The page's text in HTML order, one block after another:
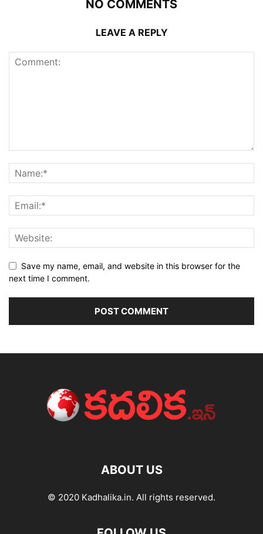
NO COMMENTS
LEAVE A REPLY
Save my name, email, and website in this browser for the
next time I comment.
ABOUT US
© 2020 Kadhalika.in. All rights reserved.